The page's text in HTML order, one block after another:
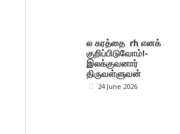
ல கரத்தை rh எனக்
குறிப்பிடுவோம்!-
இலக்குவனார்
திருவள்ளுவன்
24 June 2026